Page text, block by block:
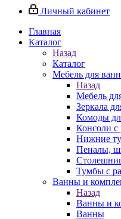
Личный кабинет
Главная
Каталог
Назад
Каталог
Мебель для
Назад
Мебель
Зеркала
Комоды
Консоли с
Нижние
Пеналы,
Тумбы с
Ванны и
Назад
Ванны и
Ванны